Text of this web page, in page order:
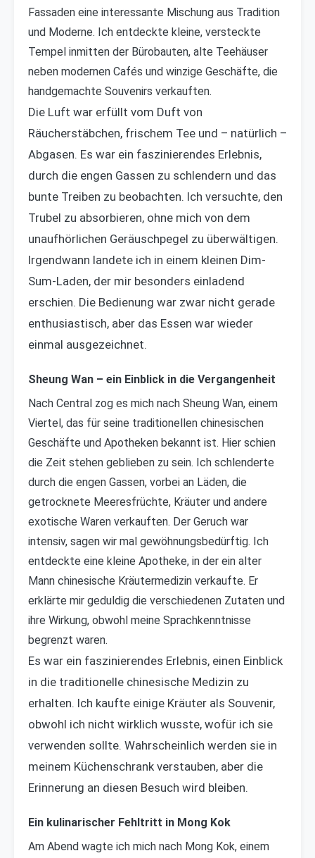
Fassaden eine interessante Mischung aus Tradition
und Moderne. Ich entdeckte kleine, versteckte
Tempel inmitten der Bürobauten, alte Teehäuser
neben modernen Cafés und winzige Geschäfte, die
handgemachte Souvenirs verkauften.
Die Luft war erfüllt vom Duft von
Räucherstäbchen, frischem Tee und – natürlich –
Abgasen. Es war ein faszinierendes Erlebnis,
durch die engen Gassen zu schlendern und das
bunte Treiben zu beobachten. Ich versuchte, den
Trubel zu absorbieren, ohne mich von dem
unaufhörlichen Geräuschpegel zu überwältigen.
Irgendwann landete ich in einem kleinen Dim-
Sum-Laden, der mir besonders einladend
erschien. Die Bedienung war zwar nicht gerade
enthusiastisch, aber das Essen war wieder
einmal ausgezeichnet.
Sheung Wan – ein Einblick in die Vergangenheit
Nach Central zog es mich nach Sheung Wan, einem
Viertel, das für seine traditionellen chinesischen
Geschäfte und Apotheken bekannt ist. Hier schien
die Zeit stehen geblieben zu sein. Ich schlenderte
durch die engen Gassen, vorbei an Läden, die
getrocknete Meeresfrüchte, Kräuter und andere
exotische Waren verkauften. Der Geruch war
intensiv, sagen wir mal gewöhnungsbedürftig. Ich
entdeckte eine kleine Apotheke, in der ein alter
Mann chinesische Kräutermedizin verkaufte. Er
erklärte mir geduldig die verschiedenen Zutaten und
ihre Wirkung, obwohl meine Sprachkenntnisse
begrenzt waren.
Es war ein faszinierendes Erlebnis, einen Einblick
in die traditionelle chinesische Medizin zu
erhalten. Ich kaufte einige Kräuter als Souvenir,
obwohl ich nicht wirklich wusste, wofür ich sie
verwenden sollte. Wahrscheinlich werden sie in
meinem Küchenschrank verstauben, aber die
Erinnerung an diesen Besuch wird bleiben.
Ein kulinarischer Fehltritt in Mong Kok
Am Abend wagte ich mich nach Mong Kok, einem